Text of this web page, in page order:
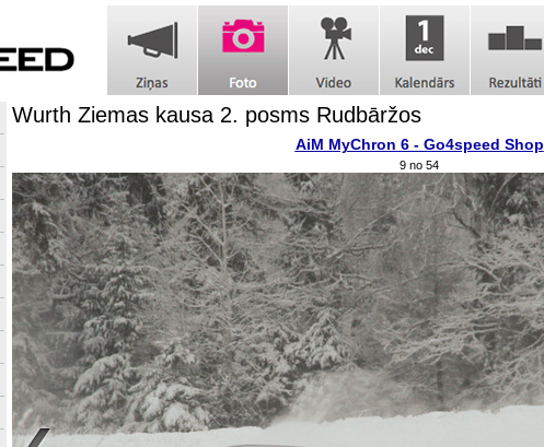
Wurth Ziemas kausa 2. posms Rudbāržos
AiM MyChron 6 - Go4speed Shop
9 no 54